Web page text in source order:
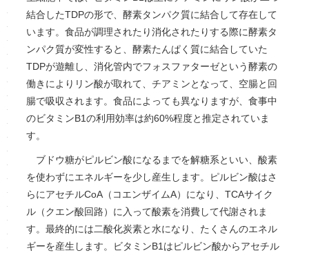
結合したTDPの形で、酵素タンパク質に結合して存在して
います。食品が調理されたり消化されたりする際に酵素タ
ンパク質が変性すると、酵素たんぱく質に結合していた
TDPが遊離し、消化管内でフォスファターゼという酵素の
働きによりリン酸が取れて、チアミンとなって、空腸と回
腸で吸収されます。食品によっても異なりますが、食事中
のビタミンB1の利用効率は約60%程度と推定されていま
す。
ブドウ糖がピルビン酸になるまでを解糖系といい、酸素
を使わずにエネルギーを少し産生します。ピルビン酸はさ
らにアセチルCoA（コエンザイムA）になり、TCAサイク
ル（クエン酸回路）に入って酸素を消費して代謝されま
す。最終的には二酸化炭素と水になり、たくさんのエネル
ギーを産生します。ビタミンB1はピルビン酸からアセチル